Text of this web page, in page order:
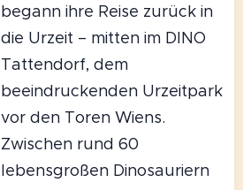
begann ihre Reise zurück in
die Urzeit – mitten im DINO
Tattendorf, dem
beeindruckenden Urzeitpark
vor den Toren Wiens.
Zwischen rund 60
lebensgroßen Dinosauriern